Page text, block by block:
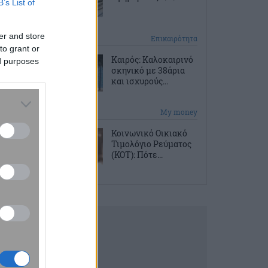
List of
and store
grant or
purposes
53 λεπτά πριν Επικαιρότητα
Καιρός: Καλοκαιρινό
σκηνικό με 38άρια
και ισχυρούς...
My money
Κοινωνικό Οικιακό
Τιμολόγιο Ρεύματος
(ΚΟΤ): Πότε...